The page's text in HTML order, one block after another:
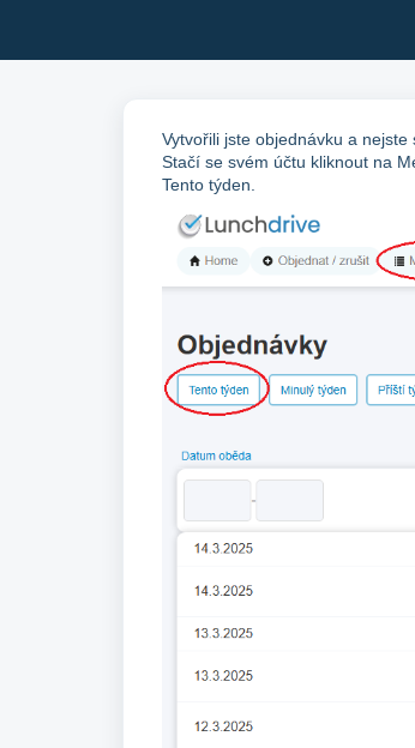
Vytvořili jste objednávku a
Stačí se svém účtu kliknout na
Tento týden.